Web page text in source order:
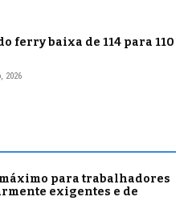
ferry baixa de 114 para 110
2026
para trabalhadores
exigentes e de